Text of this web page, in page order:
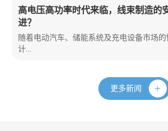
高电压高功率时代来临，线束制造的
进？
随着电动汽车、储能系统及充电设备市场
计...
更多新闻